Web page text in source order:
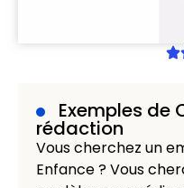
Exemples de
rédaction
Vous cherchez un
Enfance ? Vous